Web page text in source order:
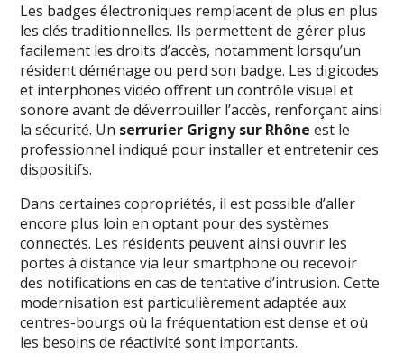
Les badges électroniques remplacent de plus en plus
les clés traditionnelles. Ils permettent de gérer plus
facilement les droits d’accès, notamment lorsqu’un
résident déménage ou perd son badge. Les digicodes
et interphones vidéo offrent un contrôle visuel et
sonore avant de déverrouiller l’accès, renforçant ainsi
la sécurité. Un serrurier Grigny sur Rhône est le
professionnel indiqué pour installer et entretenir ces
dispositifs.
Dans certaines copropriétés, il est possible d’aller
encore plus loin en optant pour des systèmes
connectés. Les résidents peuvent ainsi ouvrir les
portes à distance via leur smartphone ou recevoir
des notifications en cas de tentative d’intrusion. Cette
modernisation est particulièrement adaptée aux
centres-bourgs où la fréquentation est dense et où
les besoins de réactivité sont importants.